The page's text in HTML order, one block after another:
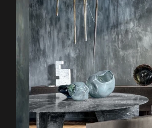
HENGE ZAGG
EETKAMERSTOEL
HENGE